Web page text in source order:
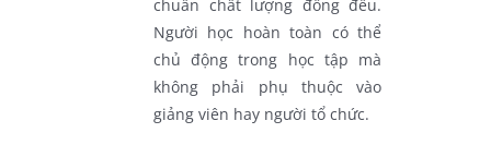
chuẩn chất lượng đồng đều.
Người học hoàn toàn có thể
chủ động trong học tập mà
không phải phụ thuộc vào
giảng viên hay người tổ chức.